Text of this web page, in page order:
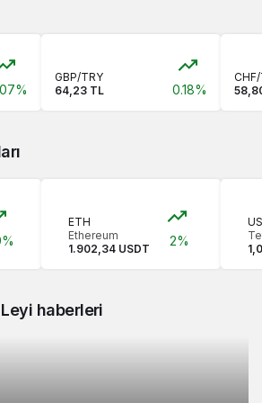
GBP/TRY
64,23 TL
0.18%
ETH
Ethereum
1.902,34 USDT
2%
haberleri